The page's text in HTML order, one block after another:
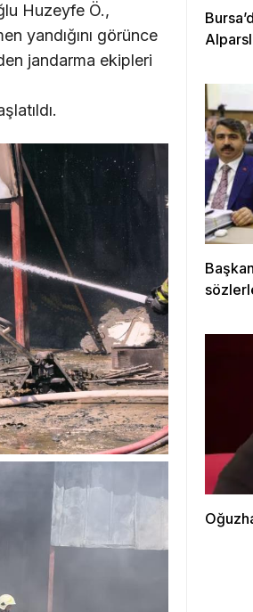
Huzeyfe Ö.,
yandığını görünce
jandarma ekipleri